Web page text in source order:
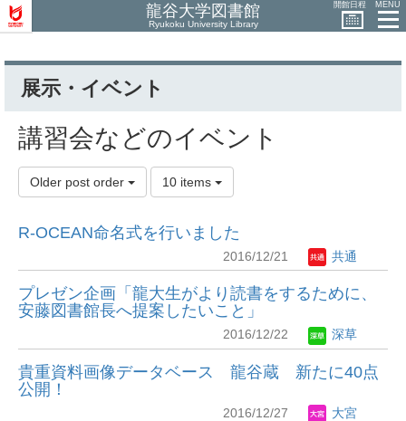
龍谷大学図書館
Ryukoku University Library
開館日程 MENU
展示・イベント
講習会などのイベント
Older post order 10 items
R-OCEAN命名式を行いました
2016/12/21 共通
プレゼン企画「龍大生がより読書をするために、
安藤図書館長へ提案したいこと」
2016/12/22 深草
貴重資料画像データベース 龍谷蔵 新たに40点
公開！
2016/12/27 大宮